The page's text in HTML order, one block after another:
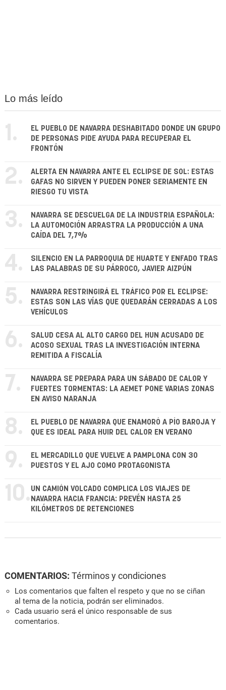
Lo más leído
1.
EL PUEBLO DE NAVARRA DESHABITADO DONDE UN GRUPO
DE PERSONAS PIDE AYUDA PARA RECUPERAR EL
FRONTÓN
2.
ALERTA EN NAVARRA ANTE EL ECLIPSE DE SOL: ESTAS
GAFAS NO SIRVEN Y PUEDEN PONER SERIAMENTE EN
RIESGO TU VISTA
3.
NAVARRA SE DESCUELGA DE LA INDUSTRIA ESPAÑOLA:
LA AUTOMOCIÓN ARRASTRA LA PRODUCCIÓN A UNA
CAÍDA DEL 7,7%
4.
SILENCIO EN LA PARROQUIA DE HUARTE Y ENFADO TRAS
LAS PALABRAS DE SU PÁRROCO, JAVIER AIZPÚN
5.
NAVARRA RESTRINGIRÁ EL TRÁFICO POR EL ECLIPSE:
ESTAS SON LAS VÍAS QUE QUEDARÁN CERRADAS A LOS
VEHÍCULOS
6.
SALUD CESA AL ALTO CARGO DEL HUN ACUSADO DE
ACOSO SEXUAL TRAS LA INVESTIGACIÓN INTERNA
REMITIDA A FISCALÍA
7.
NAVARRA SE PREPARA PARA UN SÁBADO DE CALOR Y
FUERTES TORMENTAS: LA AEMET PONE VARIAS ZONAS
EN AVISO NARANJA
8.
EL PUEBLO DE NAVARRA QUE ENAMORÓ A PÍO BAROJA Y
QUE ES IDEAL PARA HUIR DEL CALOR EN VERANO
9.
EL MERCADILLO QUE VUELVE A PAMPLONA CON 30
PUESTOS Y EL AJO COMO PROTAGONISTA
10. UN CAMIÓN VOLCADO COMPLICA LOS VIAJES DE
NAVARRA HACIA FRANCIA: PREVÉN HASTA 25
KILÓMETROS DE RETENCIONES
COMENTARIOS: Términos y condiciones
Los comentarios que falten el respeto y que no se ciñan
al tema de la noticia, podrán ser eliminados.
Cada usuario será el único responsable de sus
comentarios.